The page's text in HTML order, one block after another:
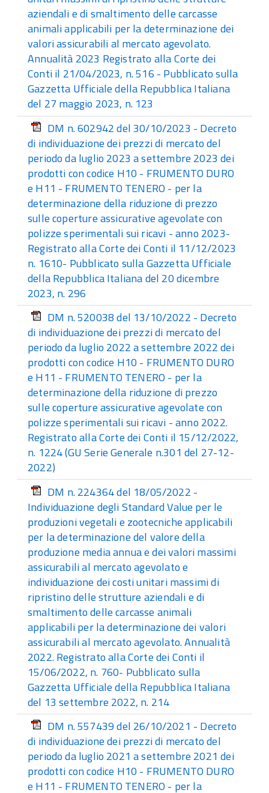
aziendali e di smaltimento delle carcasse
animali applicabili per la determinazione dei
valori assicurabili al mercato agevolato.
Annualità 2023 Registrato alla Corte dei
Conti il 21/04/2023, n. 516 - Pubblicato sulla
Gazzetta Ufficiale della Repubblica Italiana
del 27 maggio 2023, n. 123
DM n. 602942 del 30/10/2023 - Decreto
di individuazione dei prezzi di mercato del
periodo da luglio 2023 a settembre 2023 dei
prodotti con codice H10 - FRUMENTO DURO
e H11 - FRUMENTO TENERO - per la
determinazione della riduzione di prezzo
sulle coperture assicurative agevolate con
polizze sperimentali sui ricavi - anno 2023-
Registrato alla Corte dei Conti il 11/12/2023
n. 1610- Pubblicato sulla Gazzetta Ufficiale
della Repubblica Italiana del 20 dicembre
2023, n. 296
DM n. 520038 del 13/10/2022 - Decreto
di individuazione dei prezzi di mercato del
periodo da luglio 2022 a settembre 2022 dei
prodotti con codice H10 - FRUMENTO DURO
e H11 - FRUMENTO TENERO - per la
determinazione della riduzione di prezzo
sulle coperture assicurative agevolate con
polizze sperimentali sui ricavi - anno 2022.
Registrato alla Corte dei Conti il 15/12/2022,
n. 1224 (GU Serie Generale n.301 del 27-12-
2022)
DM n. 224364 del 18/05/2022 -
Individuazione degli Standard Value per le
produzioni vegetali e zootecniche applicabili
per la determinazione del valore della
produzione media annua e dei valori massimi
assicurabili al mercato agevolato e
individuazione dei costi unitari massimi di
ripristino delle strutture aziendali e di
smaltimento delle carcasse animali
applicabili per la determinazione dei valori
assicurabili al mercato agevolato. Annualità
2022. Registrato alla Corte dei Conti il
15/06/2022, n. 760- Pubblicato sulla
Gazzetta Ufficiale della Repubblica Italiana
del 13 settembre 2022, n. 214
DM n. 557439 del 26/10/2021 - Decreto
di individuazione dei prezzi di mercato del
periodo da luglio 2021 a settembre 2021 dei
prodotti con codice H10 - FRUMENTO DURO
e H11 - FRUMENTO TENERO - per la